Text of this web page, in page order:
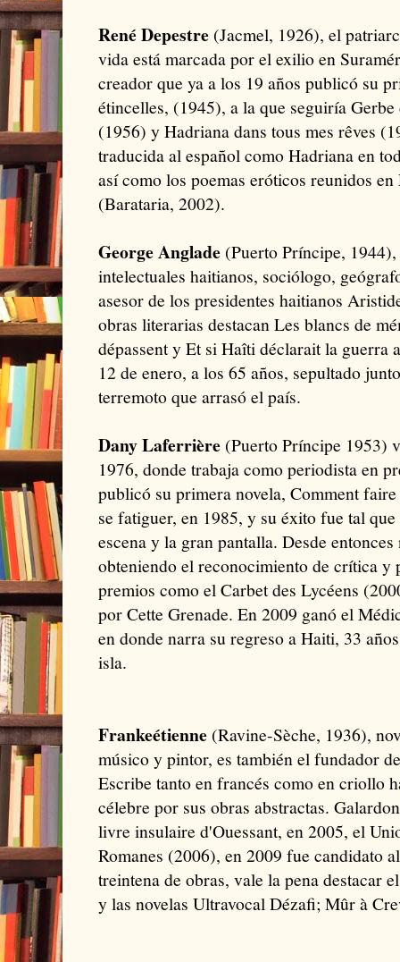
René Depestre (Jacmel, 1926), el
vida está marcada por el exilio en
creador que ya a los 19 años publicó su
étincelles, (1945), a la que seguiría
(1956) y Hadriana dans tous mes rêves
traducida al español como Hadriana en
así como los poemas eróticos reunidos
(Barataria, 2002).
George Anglade (Puerto Príncipe,
intelectuales haitianos, sociólogo,
asesor de los presidentes haitianos
obras literarias destacan Les blancs de
dépassent y Et si Haîti déclarait la guerra
12 de enero, a los 65 años, sepultado
terremoto que arrasó el país.
Dany Laferrière (Puerto Príncipe 1953)
1976, donde trabaja como periodista en
publicó su primera novela, Comment
se fatiguer, en 1985, y su éxito fue tal
escena y la gran pantalla. Desde
obteniendo el reconocimiento de crítica y
premios como el Carbet des Lycéens
por Cette Grenade. En 2009 ganó el
en donde narra su regreso a Haiti, 33
isla.
Frankeétienne (Ravine-Sèche, 1936),
músico y pintor, es también el fundador
Escribe tanto en francés como en criollo
célebre por sus obras abstractas.
livre insulaire d'Ouessant, en 2005, el
Romanes (2006), en 2009 fue candidato
treintena de obras, vale la pena destacar
y las novelas Ultravocal Dézafi; Mûr à